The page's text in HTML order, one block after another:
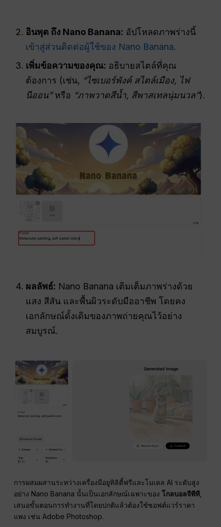
อินพุต ถึง Nano Banana: อัปโหลดภาพร่างนี้
เข้าสู่ส่วนติดต่อผู้ใช้ของ Nano Banana.
เพิ่มข้อความของคุณ: อธิบายสไตล์ที่คุณ
ต้องการ (เช่น, “ไซเบอร์พังค์สไตล์เมือง, ไฟ
นีออน”หรือ “ภาพวาดสีน้ำ, สีพาสเทลนุ่มนวล”).
ผลลัพธ์: Nano Banana เติมเต็มภาพร่างด้วย
แสง สีสัน และพื้นผิวระดับมืออาชีพ โดยคง
เอกลักษณ์ดั้งเดิมของภาพถ่ายคุณไว้อย่าง
สมบูรณ์.
การผสมผสานระหว่างเครื่องมือยูทิลิตี้ฟรีและโมเดล AI ระดับสูง
อย่าง Nano Banana นั้นเป็นเอกลักษณ์เฉพาะของโกลบอลจีพีที
เสนอขั้นตอนการทำงานที่โดยปกติแล้วต้องใช้ซอฟต์แวร์ราคา
แพง เช่น Adobe Photoshop.